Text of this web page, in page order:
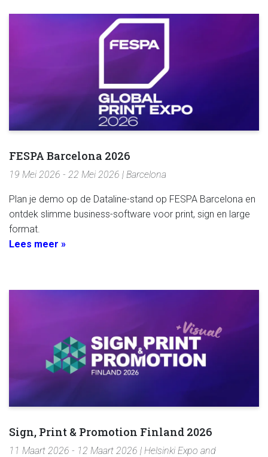
FESPA Barcelona 2026
19 Mei 2026 - 22 Mei 2026 | Barcelona
Plan je demo op de Dataline-stand op FESPA Barcelona en
ontdek slimme business-software voor print, sign en large
format.
Lees meer »
Sign, Print & Promotion Finland 2026
11 Maart 2026 - 12 Maart 2026 | Helsinki Expo and